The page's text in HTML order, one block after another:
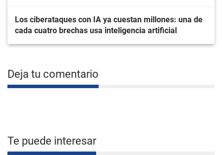
Los ciberataques con IA ya cuestan millones: una de
cada cuatro brechas usa inteligencia artificial
Deja tu comentario
Te puede interesar